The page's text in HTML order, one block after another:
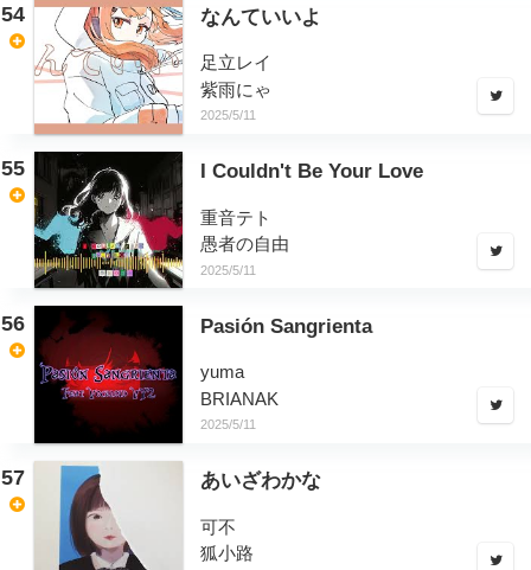
54 なんていいよ
足立レイ
紫雨にゃ
2025/5/11
55 I Couldn't Be Your Love
重音テト
愚者の自由
2025/5/11
56 Pasión Sangrienta
yuma
BRIANAK
2025/5/11
57 あいざわかな
可不
狐小路